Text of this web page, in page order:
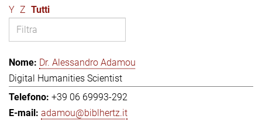
Y Z Tutti
Dr. Alessandro Adamou
Digital Humanities Scientist
+39 06 69993-292
adamou@biblhertz.it